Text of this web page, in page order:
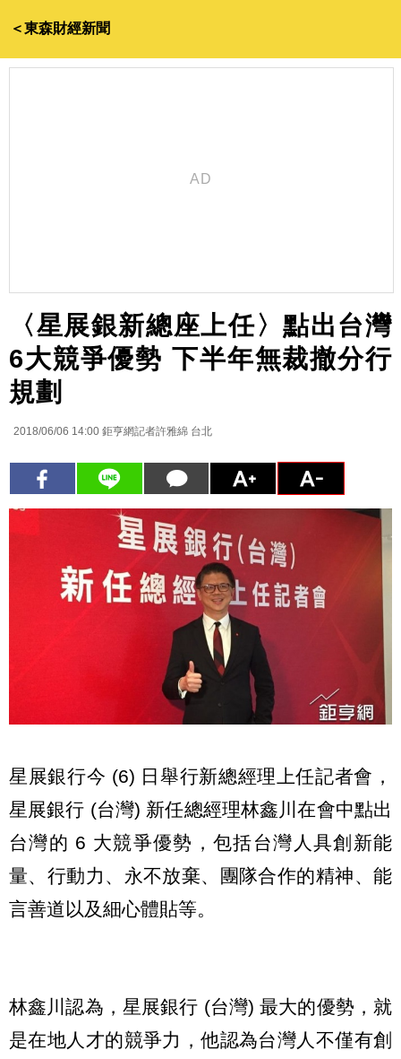
＜東森財經新聞
〈星展銀新總座上任〉點出台灣
6大競爭優勢 下半年無裁撤分行
規劃
2018/06/06 14:00 鉅亨網記者許雅綿 台北
星展銀行今 (6) 日舉行新總經理上任記者會，
星展銀行 (台灣) 新任總經理林鑫川在會中點出
台灣的 6 大競爭優勢，包括台灣人具創新能
量、行動力、永不放棄、團隊合作的精神、能
言善道以及細心體貼等。
林鑫川認為，星展銀行 (台灣) 最大的優勢，就
是在地人才的競爭力，他認為台灣人不僅有創